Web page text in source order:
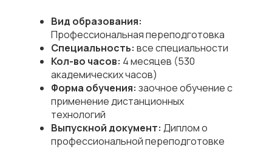
Вид образования:
Профессиональная переподготовка
Специальность: все специальности
Кол-во часов: 4 месяцев (530
академических часов)
Форма обучения: заочное обучение с
применение дистанционных
технологий
Выпускной документ: Диплом о
профессиональной переподготовке